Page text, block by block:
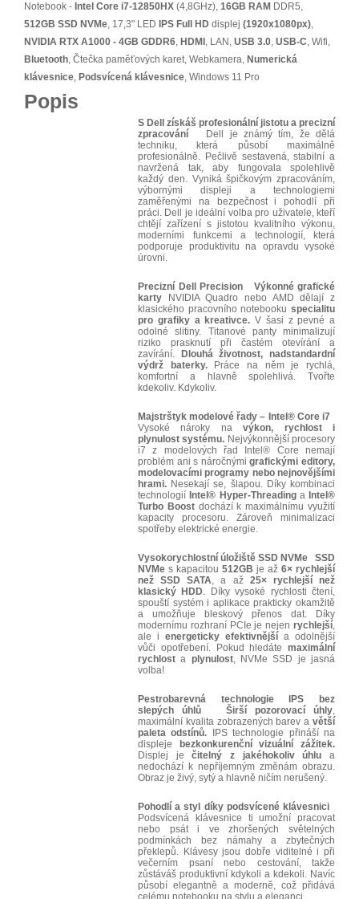
Notebook - Intel Core i7-12850HX (4,8GHz), 16GB RAM DDR5,
512GB SSD NVMe, 17,3" LED IPS Full HD displej (1920x1080px),
NVIDIA RTX A1000 - 4GB GDDR6, HDMI , LAN, USB 3.0, USB-C, Wifi,
Bluetooth, Čtečka paměťových karet, Webkamera, Numerická
klávesnice, Podsvícená klávesnice, Windows 11 Pro
Popis
S Dell získáš profesionální jistotu a precizní
zpracování Dell je známý tím, že dělá
techniku, která působí maximálně
profesionálně. Pečlivě sestavená, stabilní a
navržená tak, aby fungovala spolehlivě
každý den. Vyniká špičkovým zpracováním,
výbornými displeji a technologiemi
zaměřenými na bezpečnost i pohodlí při
práci. Dell je ideální volba pro uživatele, kteří
chtějí zařízení s jistotou kvalitního výkonu,
moderními funkcemi a technologií, která
podporuje produktivitu na opravdu vysoké
úrovni.
Precizní Dell Precision
Výkonné grafické
karty NVIDIA Quadro nebo AMD dělají z
klasického pracovního notebooku specialitu
pro grafiky a kreativce. V šasi z pevné a
odolné slitiny. Titanové panty minimalizují
riziko prasknutí při častém otevírání a
zavírání.
Dlouhá životnost, nadstandardní
výdrž baterky.Práce na něm je rychlá,
komfortní a hlavně spolehlivá. Tvořte
kdekoliv. Kdykoliv.
Majstrštyk modelové řady – Intel® Core i7
Vysoké nároky navýkon, rychlost i
plynulost systému. Nejvýkonnější procesory
i7 z modelových řad Intel® Core nemají
problém ani s náročnýmigrafickými editory,
modelovacími programy nebo nejnovějšími
hrami. Nesekají se, šlapou. Díky kombinaci
technologií Intel® Hyper-Threadinga Intel®
Turbo Boostdochází k maximálnímu využití
kapacity procesoru. Zároveň minimalizaci
spotřeby elektrické energie.
Vysokorychlostní úložiště SSD NVMe
SSD
NVMe s kapacitou 512GB je až 6× rychlejší
než SSD SATA, a až 25× rychlejší než
klasický HDD. Díky vysoké rychlosti čtení,
spouští systém i aplikace prakticky okamžitě
a umožňuje bleskový přenos dat. Díky
modernímu rozhraní PCIe je nejen rychlejší,
ale i energeticky efektivnější a odolnější
vůči opotřebení. Pokud hledáte maximální
rychlost a plynulost, NVMe SSD je jasná
volba!
Pestrobarevná technologie IPS bez
slepých úhlů
Širší pozorovací úhly,
maximální kvalita zobrazených barev a větší
paleta odstínů. IPS technologie přináší na
displeje
bezkonkurenční vizuální zážitek.
Displej ječitelný z jakéhokoliv úhlu a
nedochází k nepříjemným změnám obrazu.
Obraz je živý, sytý a hlavně ničím nerušený.
Pohodlí a styl díky podsvícené klávesnici
Podsvícená klávesnice ti umožní pracovat
nebo psát i ve zhoršených světelných
podmínkách bez námahy a zbytečných
překlepů. Klávesy jsou dobře viditelné i při
večerním psaní nebo cestování, takže
zůstáváš produktivní kdykoli a kdekoli. Navíc
působí elegantně a moderně, což přidává
celému notebooku na stylu a eleganci.